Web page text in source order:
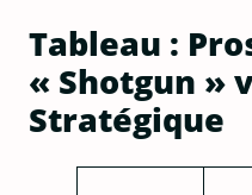
Tableau :
« Shotgun »
Stratégique